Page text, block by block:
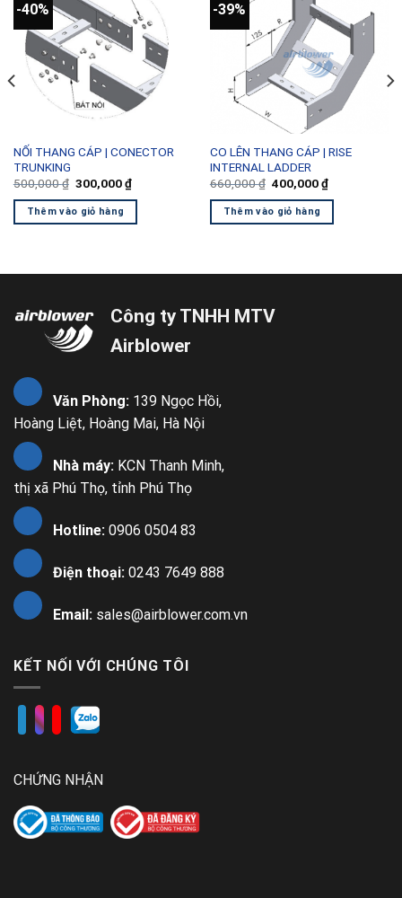
-40%
NỐI THANG CÁP | CONECTOR
TRUNKING
500,000₫ Giá
là:
500,000 ₫.
300,000₫Giá
hiện
tại
300,000 ₫.
Thêm vào giỏ hàng
-39%
CO LÊN THANG CÁP | RISE
INTERNAL LADDER
660,000₫ Giá
là:
660,000 ₫.
400,000₫Giá
hiện
tại
400,000 ₫.
Thêm vào giỏ hàng
Công ty TNHH MTV
Airblower
Văn Phòng: 139 Ngọc Hồi,
Hoàng Liệt, Hoàng Mai, Hà Nội
Nhà máy: KCN Thanh Minh,
thị xã Phú Thọ, tỉnh Phú Thọ
Hotline: 0906 0504 83
Điện thoại: 0243 7649 888
Email: sales@airblower.com.vn
KẾT NỐI VỚI CHÚNG TÔI
CHỨNG NHẬN